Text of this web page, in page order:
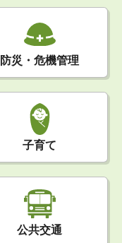
防災・危機管理
子育て
公共交通